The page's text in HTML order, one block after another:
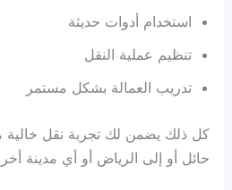
استخدام أدوات حديثة
تنظيم عملية النقل
تدريب العمالة بشكل مستمر
كل ذلك يضمن لك تجربة نقل خالية
حائل أو إلى الرياض أو أي مدينة